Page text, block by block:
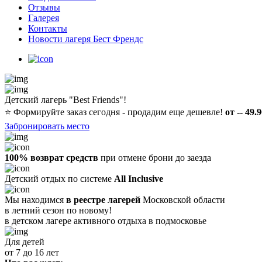
Отзывы
Галерея
Контакты
Новости лагеря Бест Френдс
Детский лагерь "Best Friends"!
⭐️ Формируйте заказ сегодня - продадим еще дешевле! от --
Забронировать место
100% возврат средств при отмене брони до заезда
Детский отдых по системе All Inclusive
Мы находимся в реестре лагерей Московской области
в летний сезон по новому!
в детском лагере активного отдыха в подмосковье
Для детей
от 7 до 16 лет